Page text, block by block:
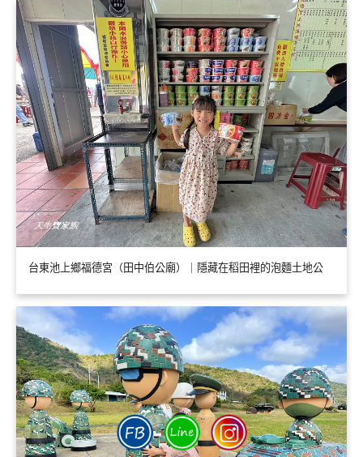
台東池上鄉福德宮（田中伯公廟）｜隱藏在稻田裡的泡麵土地公